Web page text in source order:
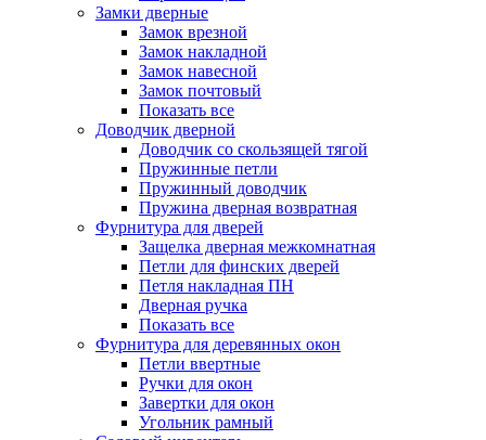
Замки дверные
Замок врезной
Замок накладной
Замок навесной
Замок почтовый
Показать все
Доводчик дверной
Доводчик со скользящей тягой
Пружинные петли
Пружинный доводчик
Пружина дверная возвратная
Фурнитура для дверей
Защелка дверная межкомнатная
Петли для финских дверей
Петля накладная ПН
Дверная ручка
Показать все
Фурнитура для деревянных окон
Петли ввертные
Ручки для окон
Завертки для окон
Угольник рамный